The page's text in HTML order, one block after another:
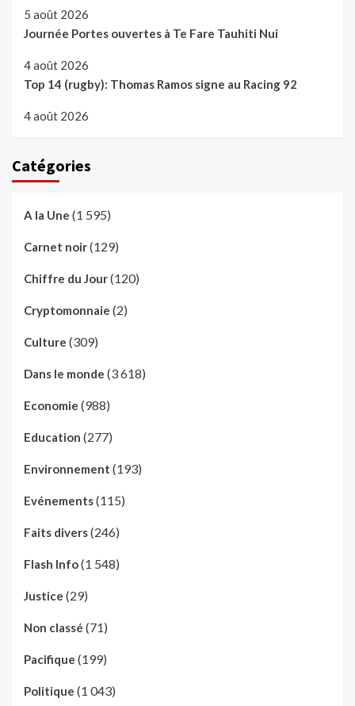
5 août 2026
Journée Portes ouvertes à Te Fare Tauhiti Nui
4 août 2026
Top 14 (rugby): Thomas Ramos signe au Racing 92
4 août 2026
Catégories
A la Une (1 595)
Carnet noir(129)
Chiffre du Jour(120)
Cryptomonnaie (2)
Culture (309)
Dans le monde (3 618)
Economie (988)
Education (277)
Environnement (193)
Evénements(115)
Faits divers(246)
Flash Info(1 548)
Justice (29)
Non classé (71)
Pacifique (199)
Politique (1 043)